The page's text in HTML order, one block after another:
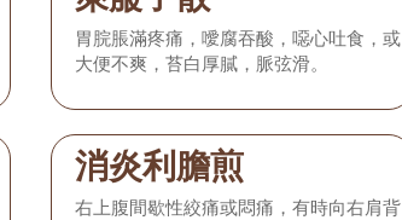
胃脘脹滿疼痛，噯腐吞酸，噁心吐食，或
大便不爽，苔白厚膩，脈弦滑。
消炎利膽煎
右上腹間歇性絞痛或悶痛，有時向右肩背